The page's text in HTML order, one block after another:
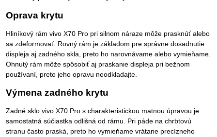
Oprava krytu
Hliníkový rám vivo X70 Pro pri silnom náraze môže prasknúť alebo
sa zdeformovať. Rovný rám je základom pre správne dosadnutie
displeja aj zadného skla, preto ho narovnávame alebo vymieňame.
Ohnutý rám môže spôsobiť aj praskanie displeja pri bežnom
používaní, preto jeho opravu neodkladajte.
Výmena zadného krytu
Zadné sklo vivo X70 Pro s charakteristickou matnou úpravou je
samostatná súčiastka odlišná od rámu. Pri páde na chrbtovú
stranu často praská, preto ho vymieňame vrátane precízneho